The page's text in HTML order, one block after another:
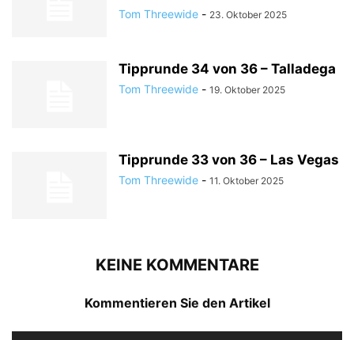
Tom Threewide - 23. Oktober 2025
Tipprunde 34 von 36 – Talladega
Tom Threewide - 19. Oktober 2025
Tipprunde 33 von 36 – Las Vegas
Tom Threewide - 11. Oktober 2025
KEINE KOMMENTARE
Kommentieren Sie den Artikel